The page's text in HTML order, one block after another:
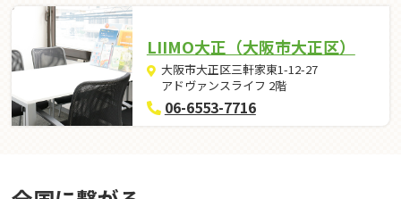
LIIMO大正（大阪市大正区）
大阪市大正区三軒家東1-12-27
アドヴァンスライフ 2階
06-6553-7716